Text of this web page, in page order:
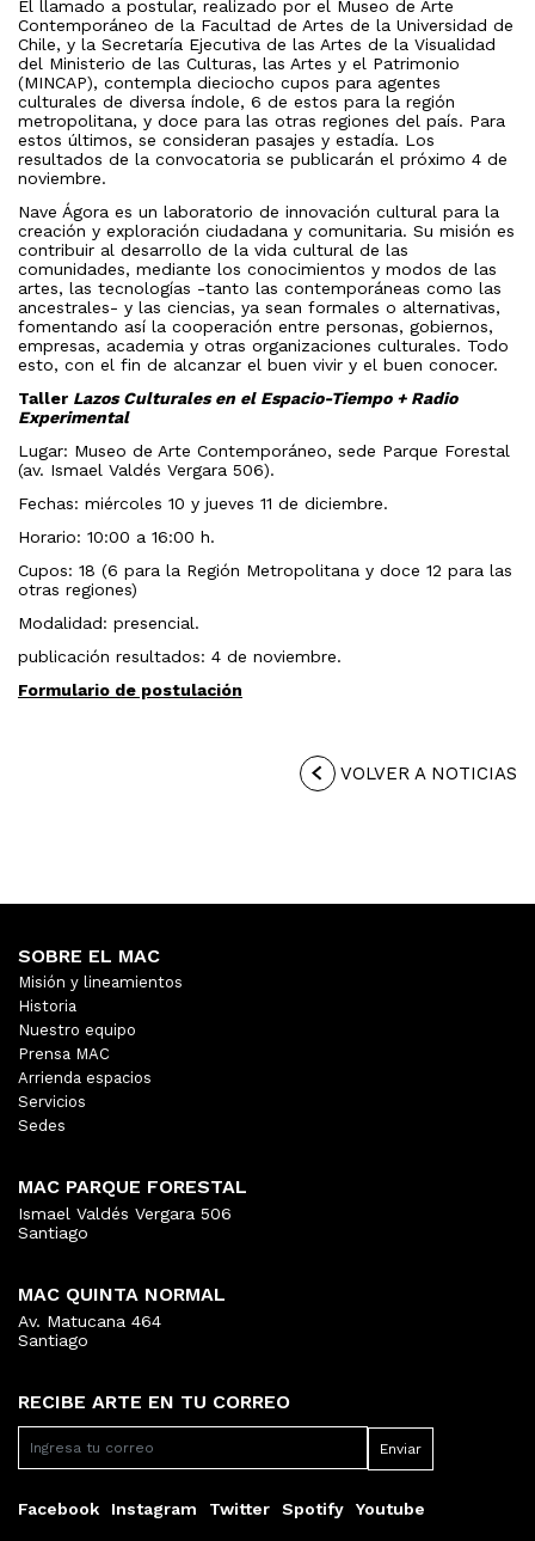
El llamado a postular, realizado por el Museo de Arte
Contemporáneo de la Facultad de Artes de la Universidad de
Chile, y la Secretaría Ejecutiva de las Artes de la Visualidad
del Ministerio de las Culturas, las Artes y el Patrimonio
(MINCAP), contempla dieciocho cupos para agentes
culturales de diversa índole, 6 de estos para la región
metropolitana, y doce para las otras regiones del país. Para
estos últimos, se consideran pasajes y estadía. Los
resultados de la convocatoria se publicarán el próximo 4 de
noviembre.
Nave Ágora es un laboratorio de innovación cultural para la
creación y exploración ciudadana y comunitaria. Su misión es
contribuir al desarrollo de la vida cultural de las
comunidades, mediante los conocimientos y modos de las
artes, las tecnologías -tanto las contemporáneas como las
ancestrales- y las ciencias, ya sean formales o alternativas,
fomentando así la cooperación entre personas, gobiernos,
empresas, academia y otras organizaciones culturales. Todo
esto, con el fin de alcanzar el buen vivir y el buen conocer.
Taller Lazos Culturales en el Espacio-Tiempo + Radio
Experimental
Lugar: Museo de Arte Contemporáneo, sede Parque Forestal
(av. Ismael Valdés Vergara 506).
Fechas: miércoles 10 y jueves 11 de diciembre.
Horario: 10:00 a 16:00 h.
Cupos: 18 (6 para la Región Metropolitana y doce 12 para las
otras regiones)
Modalidad: presencial.
publicación resultados: 4 de noviembre.
Formulario de postulación
VOLVER A NOTICIAS
RECIBE ARTE EN TU CORREO
Facebook Instagram Twitter Spotify Youtube
SOBRE EL MAC
Misión y lineamientos
Historia
Nuestro equipo
Prensa MAC
Arrienda espacios
Servicios
Sedes
MAC PARQUE FORESTAL
Ismael Valdés Vergara 506
Santiago
MAC QUINTA NORMAL
Av. Matucana 464
Santiago